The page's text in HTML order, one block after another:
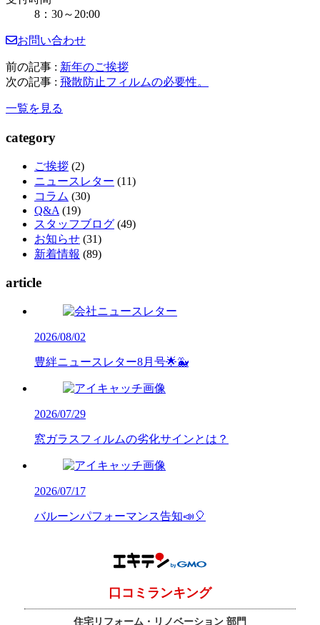
8：30～20:00
お問い合わせ
前の記事 : 新年のご挨拶
次の記事 : 飛散防止フィルムの必要性。
一覧を見る
category
ご挨拶 (2)
ニュースレター (11)
コラム (30)
Q&A (19)
スタッフブログ (49)
お知らせ (31)
新着情報 (89)
article
2026/08/02
豊絆ニュースレター8月号🌟🐳
2026/07/29
窓ガラスフィルムの劣化サインとは？
2026/07/17
バルーンパフォーマンス告知📣🎈